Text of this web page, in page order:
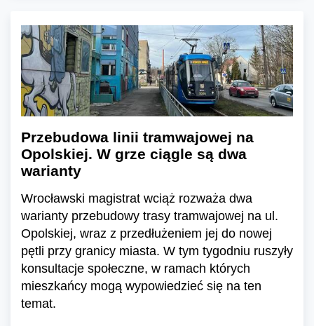
Przebudowa linii tramwajowej na
Opolskiej. W grze ciągle są dwa
warianty
Wrocławski magistrat wciąż rozważa dwa
warianty przebudowy trasy tramwajowej na ul.
Opolskiej, wraz z przedłużeniem jej do nowej
pętli przy granicy miasta. W tym tygodniu ruszyły
konsultacje społeczne, w ramach których
mieszkańcy mogą wypowiedzieć się na ten
temat.